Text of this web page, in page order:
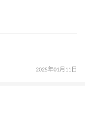
2025年01月11日